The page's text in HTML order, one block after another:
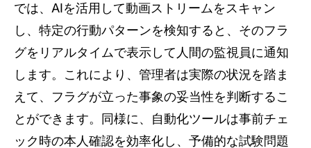
では、AIを活用して動画ストリームをスキャン
し、特定の行動パターンを検知すると、そのフラ
グをリアルタイムで表示して人間の監視員に通知
します。これにより、管理者は実際の状況を踏ま
えて、フラグが立った事象の妥当性を判断するこ
とができます。同様に、自動化ツールは事前チェ
ック時の本人確認を効率化し、予備的な試験問題